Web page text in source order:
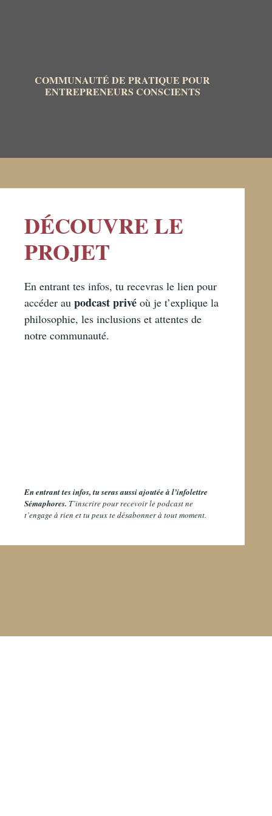
COMMUNAUTÉ DE PRATIQUE POUR
ENTREPRENEURS CONSCIENTS
DÉCOUVRE LE
PROJET
En entrant tes infos, tu recevras le lien pour
accéder au podcast privé où je t’explique la
philosophie, les inclusions et attentes de
notre communauté.
En entrant tes infos, tu seras aussi ajoutée à l’infolettre
Sémaphores. T’inscrire pour recevoir le podcast ne
t’engage à rien et tu peux te désabonner à tout moment.